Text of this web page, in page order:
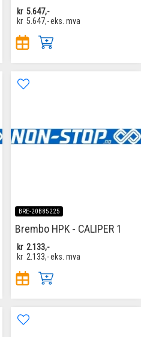
kr 5.647,-
kr 5.647,-eks. mva
BRE-20B85225
Brembo HPK - CALIPER 1
kr 2.133,-
kr 2.133,-eks. mva